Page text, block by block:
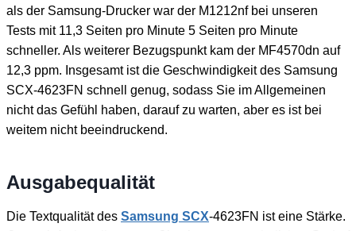
als der Samsung-Drucker war der M1212nf bei unseren
Tests mit 11,3 Seiten pro Minute 5 Seiten pro Minute
schneller. Als weiterer Bezugspunkt kam der MF4570dn auf
12,3 ppm. Insgesamt ist die Geschwindigkeit des Samsung
SCX-4623FN schnell genug, sodass Sie im Allgemeinen
nicht das Gefühl haben, darauf zu warten, aber es ist bei
weitem nicht beeindruckend.
Ausgabequalität
Die Textqualität des Samsung SCX-4623FN ist eine Stärke.